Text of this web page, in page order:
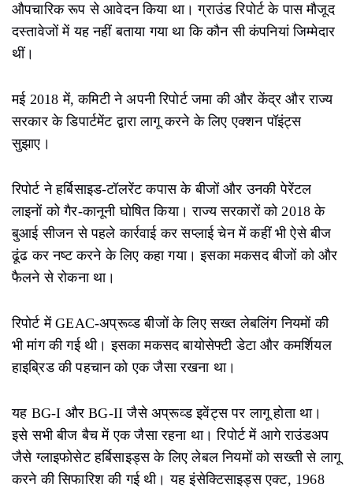
औपचारिक रूप से आवेदन किया था। ग्राउंड रिपोर्ट के पास मौजूद
दस्तावेजों में यह नहीं बताया गया था कि कौन सी कंपनियां जिम्मेदार
थीं।
मई 2018 में, कमिटी ने अपनी रिपोर्ट जमा की और केंद्र और राज्य
सरकार के डिपार्टमेंट द्वारा लागू करने के लिए एक्शन पॉइंट्स
सुझाए।
रिपोर्ट ने हर्बिसाइड-टॉलरेंट कपास के बीजों और उनकी पेरेंटल
लाइनों को गैर-कानूनी घोषित किया। राज्य सरकारों को 2018 के
बुआई सीजन से पहले कार्रवाई कर सप्लाई चेन में कहीं भी ऐसे बीज
ढूंढ कर नष्ट करने के लिए कहा गया। इसका मकसद बीजों को और
फैलने से रोकना था।
रिपोर्ट में GEAC-अप्रूव्ड बीजों के लिए सख्त लेबलिंग नियमों की
भी मांग की गई थी। इसका मकसद बायोसेफ्टी डेटा और कमर्शियल
हाइब्रिड की पहचान को एक जैसा रखना था।
यह BG-I और BG-II जैसे अप्रूव्ड इवेंट्स पर लागू होता था।
इसे सभी बीज बैच में एक जैसा रहना था। रिपोर्ट में आगे राउंडअप
जैसे ग्लाइफोसेट हर्बिसाइड्स के लिए लेबल नियमों को सख्ती से लागू
करने की सिफारिश की गई थी। यह इंसेक्टिसाइड्स एक्ट, 1968